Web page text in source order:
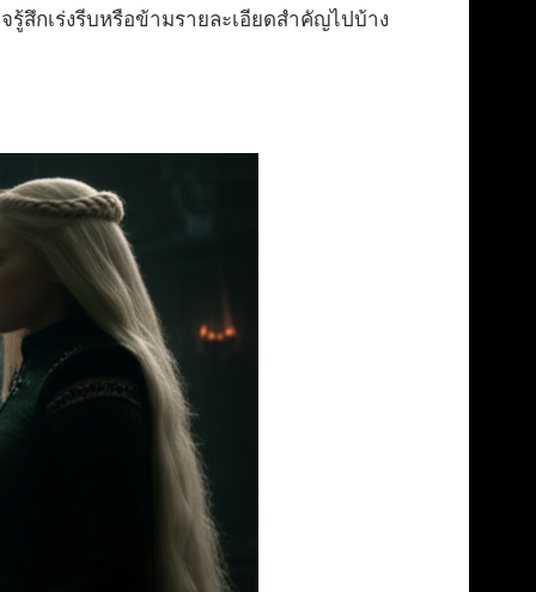
สึกเร่งรีบหรือข้ามรายละเอียดสำคัญไปบ้าง